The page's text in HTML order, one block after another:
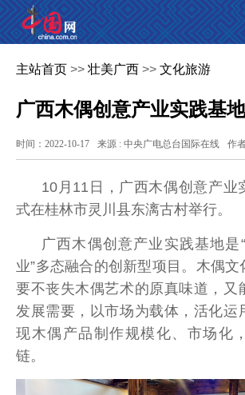
主站首页 >> 壮美广西 >> 文化旅游
广西木偶创意产业实践基
时间：2022-10-17 来源 : 中央广电总台国际在线 作
10月11日，广西木偶创意产业
式在桂林市灵川县东漓古村举行。
广西木偶创意产业实践基地是
业”多态融合的创新型项目。木偶
要不丧失木偶艺术的原真味道，又
发展需要，以市场为载体，活化运
现木偶产品制作规模化、市场化
链。